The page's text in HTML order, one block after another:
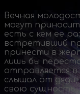
Вечная
могут
есть с кем ее
встретивший
принести в
лишь бы
отправляется
слышал от
свою сущность.